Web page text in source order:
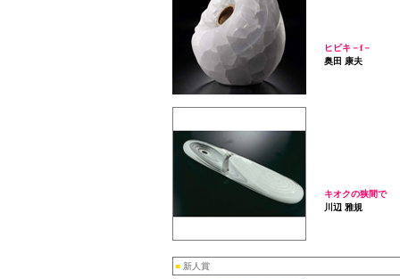
ヒビキ－f－
奥田 康夫
キオクの狭間で
川辺 雅規
■ 新人賞